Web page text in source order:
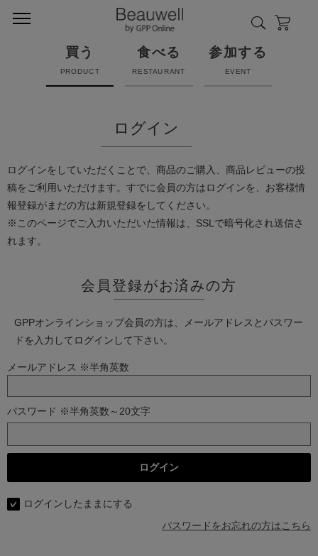
買う
PRODUCT
食べる
RESTAURANT
参加する
EVENT
ログイン
ログインをしていただくことで、商品のご購入、商品レビューの投
稿をご利用いただけます。すでに会員の方はログインを、お客様情
報登録がまだの方は新規登録をしてください。
※このページでご入力いただいた情報は、SSLで暗号化され送信さ
れます。
会員登録がお済みの方
GPPオンラインショップ会員の方は、メールアドレスとパスワー
ドを入力してログインして下さい。
メールアドレス ※半角英数
パスワード ※半角英数～20文字
ログインしたままにする
パスワードをお忘れの方はこちら